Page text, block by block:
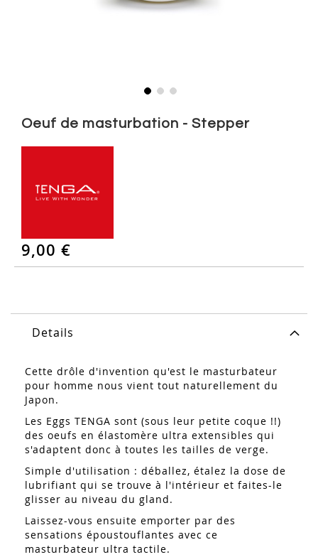
beginning
images
Oeuf de masturbation - Stepper
9,00 €
Details
Cette drôle d'invention qu'est le masturbateur
pour homme nous vient tout naturellement du
Japon.
Les Eggs TENGA sont (sous leur petite coque !!)
des oeufs en élastomère ultra extensibles qui
s'adaptent donc à toutes les tailles de verge.
Simple d'utilisation : déballez, étalez la dose de
lubrifiant qui se trouve à l'intérieur et faites-le
glisser au niveau du gland.
Laissez-vous ensuite emporter par des
sensations époustouflantes avec ce
masturbateur ultra tactile.